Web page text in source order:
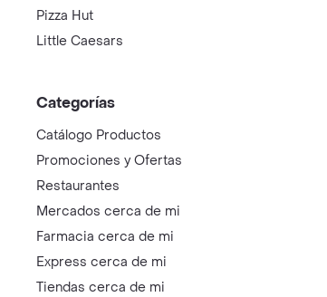
Pizza Hut
Little Caesars
Categorías
Catálogo Productos
Promociones y Ofertas
Restaurantes
Mercados cerca de mi
Farmacia cerca de mi
Express cerca de mi
Tiendas cerca de mi